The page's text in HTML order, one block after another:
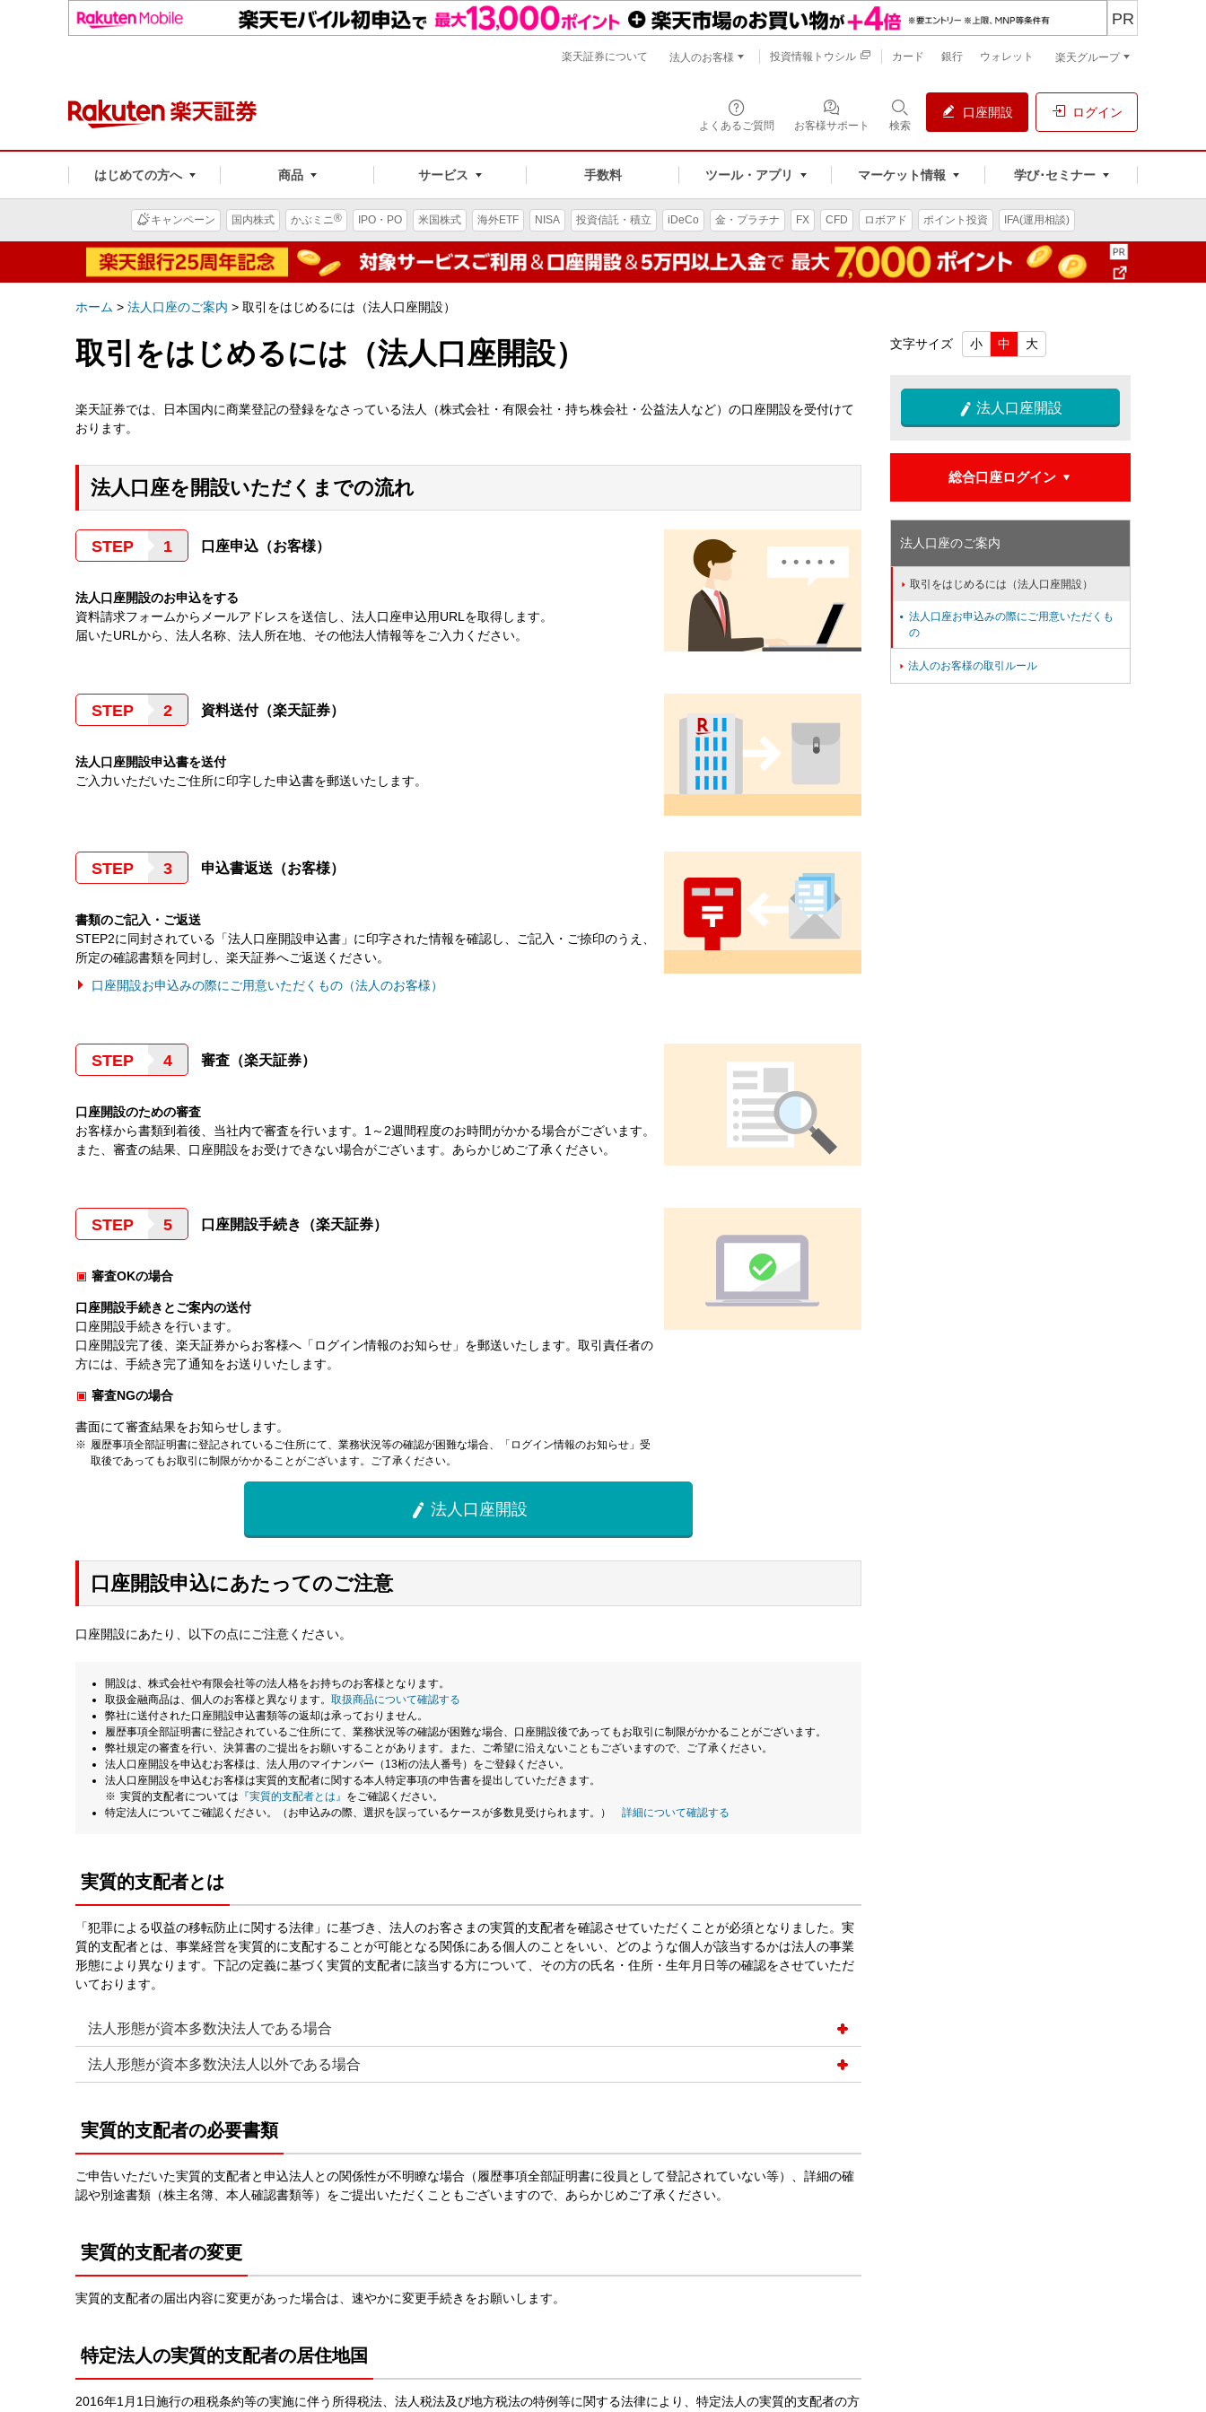
よくあるご質問 お客様サポート 検索
口座開設 ログイン
はじめての方へ 商品 サービス 手数料 ツール・アプリ マーケット情報 学び･セミナー
PR
楽天証券について 法人のお客様 投資情報トウシル カード 銀行 ウォレット 楽天グループ
キャンペーン 国内株式 かぶミニ® IPO・PO 米国株式 海外ETF NISA 投資信託・積立 iDeCo 金・プラチナ FX CFD ロボアド ポイント投資 IFA(運用相談)
ホーム > 法人口座のご案内 > 取引をはじめるには（法人口座開設）
取引をはじめるには（法人口座開設）
楽天証券では、日本国内に商業登記の登録をなさっている法人（株式会社・有限会社・持ち株会社・公益法人など）の口座開設を受付けて
おります。
法人口座を開設いただくまでの流れ
STEP 口座申込（お客様）
法人口座開設のお申込をする
資料請求フォームからメールアドレスを送信し、法人口座申込用URLを取得します。
届いたURLから、法人名称、法人所在地、その他法人情報等をご入力ください。
STEP 資料送付（楽天証券）
法人口座開設申込書を送付
ご入力いただいたご住所に印字した申込書を郵送いたします。
STEP 申込書返送（お客様）
書類のご記入・ご返送
STEP2に同封されている「法人口座開設申込書」に印字された情報を確認し、ご記入・ご捺印のうえ、
所定の確認書類を同封し、楽天証券へご返送ください。
口座開設お申込みの際にご用意いただくもの（法人のお客様）
STEP 審査（楽天証券）
口座開設のための審査
お客様から書類到着後、当社内で審査を行います。1～2週間程度のお時間がかかる場合がございます。
また、審査の結果、口座開設をお受けできない場合がございます。あらかじめご了承ください。
STEP 口座開設手続き（楽天証券）
審査OKの場合
口座開設手続きとご案内の送付
口座開設手続きを行います。
口座開設完了後、楽天証券からお客様へ「ログイン情報のお知らせ」を郵送いたします。取引責任者の
方には、手続き完了通知をお送りいたします。
審査NGの場合
書面にて審査結果をお知らせします。
履歴事項全部証明書に登記されているご住所にて、業務状況等の確認が困難な場合、「ログイン情報のお知らせ」受
取後であってもお取引に制限がかかることがございます。ご了承ください。
 法人口座開設
口座開設申込にあたってのご注意
⁩口座開設にあたり、以下の点にご注意ください。
開設は、株式会社や有限会社等の法人格をお持ちのお客様となります。
取扱金融商品は、個人のお客様と異なります。取扱商品について確認する
弊社に送付された口座開設申込書類等の返却は承っておりません。
履歴事項全部証明書に登記されているご住所にて、業務状況等の確認が困難な場合、口座開設後であってもお取引に制限がかかることがございます。
弊社規定の審査を行い、決算書のご提出をお願いすることがあります。また、ご希望に沿えないこともございますので、ご了承ください。
法人口座開設を申込むお客様は、法人用のマイナンバー（13桁の法人番号）をご登録ください。
法人口座開設を申込むお客様は実質的支配者に関する本人特定事項の申告書を提出していただきます。
実質的支配者については 『実質的支配者とは』 をご確認ください。
特定法人についてご確認ください。（お申込みの際、選択を誤っているケースが多数見受けられます。）詳細について確認する
実質的支配者とは
「犯罪による収益の移転防止に関する法律」に基づき、法人のお客さまの実質的支配者を確認させていただくことが必須となりました。実
質的支配者とは、事業経営を実質的に支配することが可能となる関係にある個人のことをいい、どのような個人が該当するかは法人の事業
形態により異なります。下記の定義に基づく実質的支配者に該当する方について、その方の氏名・住所・生年月日等の確認をさせていただ
いております。
法人形態が資本多数決法人である場合
法人形態が資本多数決法人以外である場合
実質的支配者の必要書類
ご申告いただいた実質的支配者と申込法人との関係性が不明瞭な場合（履歴事項全部証明書に役員として登記されていない等）、詳細の確
認や別途書類（株主名簿、本人確認書類等）をご提出いただくこともございますので、あらかじめご了承ください。
実質的支配者の変更
実質的支配者の届出内容に変更があった場合は、速やかに変更手続きをお願いします。
特定法人の実質的支配者の居住地国
2016年1月1日施行の租税条約等の実施に伴う所得税法、法人税法及び地方税法の特例等に関する法律により、特定法人の実質的支配者の方
文字サイズ 小 中 大
 法人口座開設
総合口座ログイン
法人口座のご案内
 取引をはじめるには（法人口座開設）
 法人口座お申込みの際にご用意いただくも
の
 法人のお客様の取引ルール